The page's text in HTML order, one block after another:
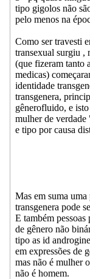
tipo gigolos não
pelo menos na
Como ser travesti
transexual surgiu ,
(que fizeram tanto
medicas)
identidade
transgenera,
gênerofluido, e
mulher de
e tipo por causa
Mas em suma uma
transgenera pode
E também
de gênero não
tipo as id
em expressões de
mas não é mulher
não é homem.